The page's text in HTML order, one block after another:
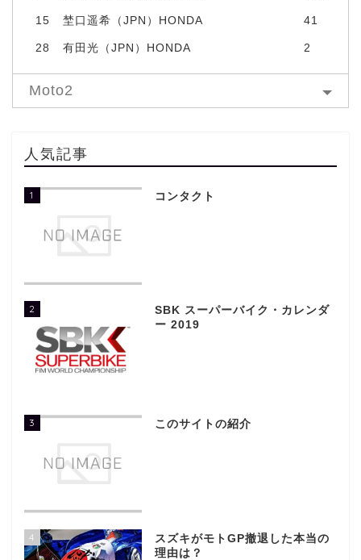
15 埜口遥希（JPN）HONDA 41
28 有田光（JPN）HONDA 2
Moto2
人気記事
1 コンタクト
2
SBK スーパーバイク・カレンダ
ー 2019
3 このサイトの紹介
4
スズキがモトGP撤退した本当の
理由は？